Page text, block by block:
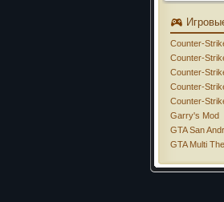
Counter-
Counter-
Counter-
Counter-
Counter-
Garry's Mod
GTA San
GTA Multi